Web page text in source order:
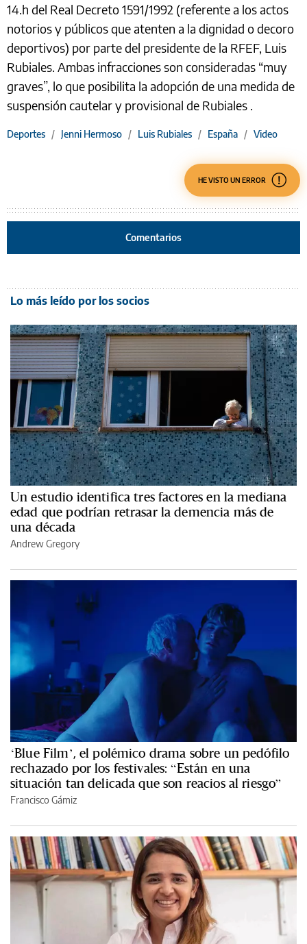
14.h del Real Decreto 1591/1992 (referente a los actos
notorios y públicos que atenten a la dignidad o decoro
deportivos) por parte del presidente de la RFEF, Luis
Rubiales. Ambas infracciones son consideradas “muy
graves”, lo que posibilita la adopción de una medida de
suspensión cautelar y provisional de Rubiales .
Deportes / Jenni Hermoso / Luis Rubiales / España / Video
HE VISTO UN ERROR
Comentarios
Lo más leído por los socios
Un estudio identifica tres factores en la mediana
edad que podrían retrasar la demencia más de
una década
Andrew Gregory
‘Blue Film’, el polémico drama sobre un pedófilo
rechazado por los festivales: “Están en una
situación tan delicada que son reacios al riesgo”
Francisco Gámiz